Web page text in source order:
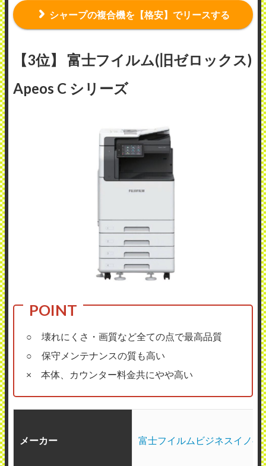
シャープの複合機を【格安】でリースする
【3位】 富士フイルム(旧ゼロックス)
Apeos C シリーズ
○ 壊れにくさ・画質など全ての点で最高品質
○ 保守メンテナンスの質も高い
× 本体、カウンター料金共にやや高い
メーカー 富士フイルムビジネスイノベ